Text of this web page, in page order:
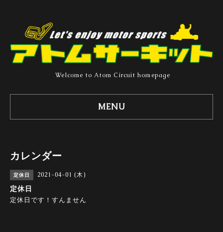
Welcome to Atom Circuit homepage
MENU
カレンダー
定休日 2021-04-01 (木)
定休日
定休日です！すんません